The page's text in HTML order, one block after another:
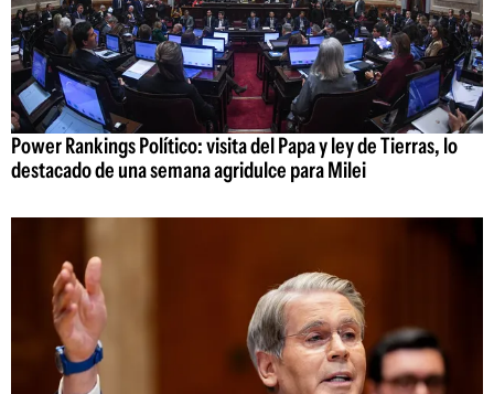
Power Rankings Político: visita del Papa y ley de Tierras, lo
destacado de una semana agridulce para Milei